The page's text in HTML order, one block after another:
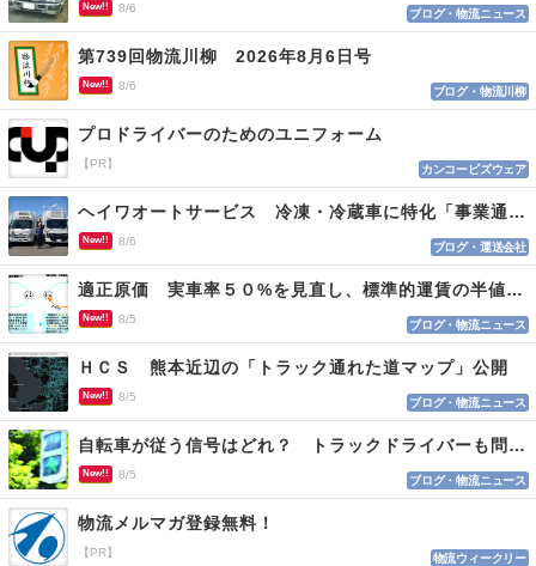
New!! 8/6 ブログ・物流ニュース
第739回物流川柳 2026年8月6日号
New!! 8/6 ブログ・物流川柳
プロドライバーのためのユニフォーム
【PR】 カンコービズウェア
ヘイワオートサービス 冷凍・冷蔵車に特化「事業通じ貢献目指す」
New!! 8/6 ブログ・運送会社
適正原価 実車率５０%を見直し、標準的運賃の半値の恐れも
New!! 8/5 ブログ・物流ニュース
ＨＣＳ 熊本近辺の「トラック通れた道マップ」公開
New!! 8/5 ブログ・物流ニュース
自転車が従う信号はどれ？ トラックドライバーも問われる認識
New!! 8/5 ブログ・物流ニュース
物流メルマガ登録無料！
【PR】 物流ウィークリー